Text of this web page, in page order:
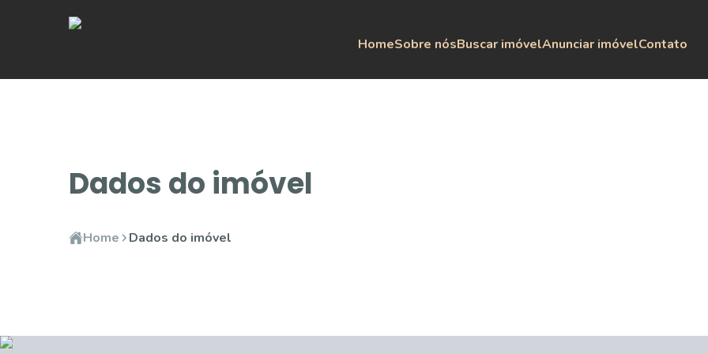
HomeSobre nósBuscar imóvelAnunciar imóvelContato
Dados do imóvel
Home Dados do imóvel